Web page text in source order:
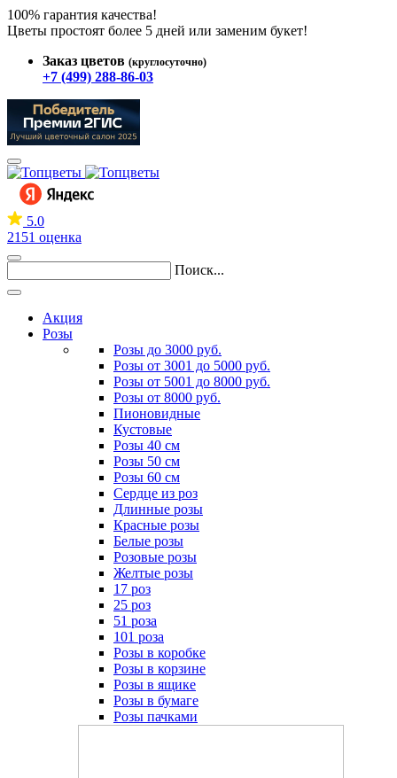
100% гарантия качества!
Цветы простоят более 5 дней или заменим букет!
Заказ цветов (круглосуточно)
+7 (499) 288-86-03
5.0
2151 оценка
Поиск...
Акция
Розы
Розы до 3000 руб.
Розы от 3001 до 5000 руб.
Розы от 5001 до 8000 руб.
Розы от 8000 руб.
Пионовидные
Кустовые
Розы 40 см
Розы 50 см
Розы 60 см
Сердце из роз
Длинные розы
Красные розы
Белые розы
Розовые розы
Желтые розы
17 роз
25 роз
51 роза
101 роза
Розы в коробке
Розы в корзине
Розы в ящике
Розы в бумаге
Розы пачками